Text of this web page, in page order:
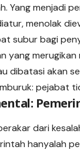
Yang menjadi
menolak
subur bagi
yang merugikan
dibatasi akan
pejabat
dari
hanyalah